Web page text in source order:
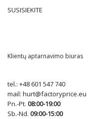
SUSISIEKITE
Klientų aptarnavimo biuras
tel.: +48 601 547 740
mail: hurt@factoryprice.eu
Pn.-Pt. 08:00-19:00
Sb.-Nd. 09:00-15:00